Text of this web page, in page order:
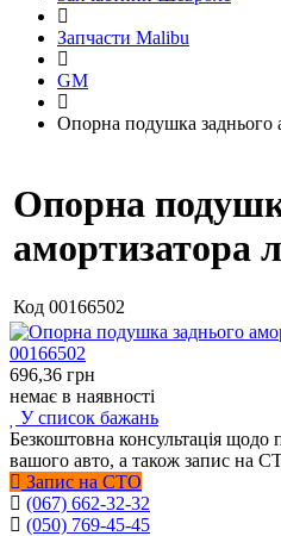
Запчасти Malibu
GM
Опорна подушка заднього
Опорна
амортизатора
Код 00166502
696,36 грн
немає в наявності
У список бажань
Безкоштовна консультація щодо
вашого авто, а також запис на
Запис на СТО
(067) 662-32-32
(050) 769-45-45